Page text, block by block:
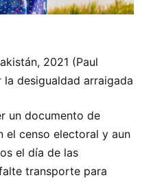
2021 (Paul
la desigualdad arraigada
un documento de
el censo electoral y aun
el día de las
transporte para